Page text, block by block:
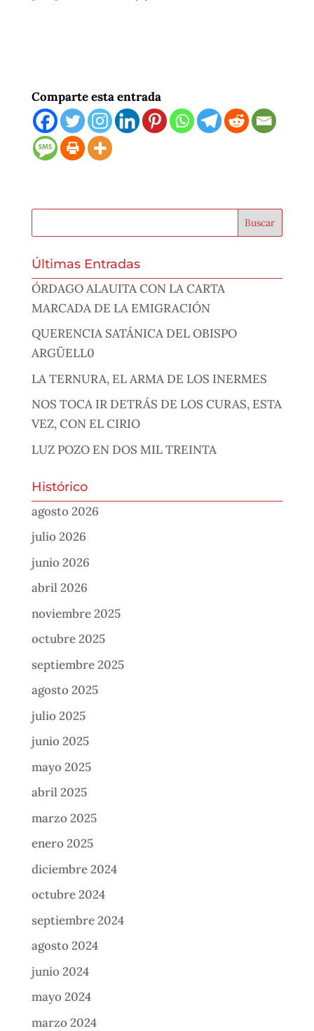
Comparte esta entrada
Últimas Entradas
ÓRDAGO ALAUITA CON LA CARTA
MARCADA DE LA EMIGRACIÓN
QUERENCIA SATÁNICA DEL OBISPO
ARGÜELL0
LA TERNURA, EL ARMA DE LOS INERMES
NOS TOCA IR DETRÁS DE LOS CURAS, ESTA
VEZ, CON EL CIRIO
LUZ POZO EN DOS MIL TREINTA
Histórico
agosto 2026
julio 2026
junio 2026
abril 2026
noviembre 2025
octubre 2025
septiembre 2025
agosto 2025
julio 2025
junio 2025
mayo 2025
abril 2025
marzo 2025
enero 2025
diciembre 2024
octubre 2024
septiembre 2024
agosto 2024
junio 2024
mayo 2024
marzo 2024